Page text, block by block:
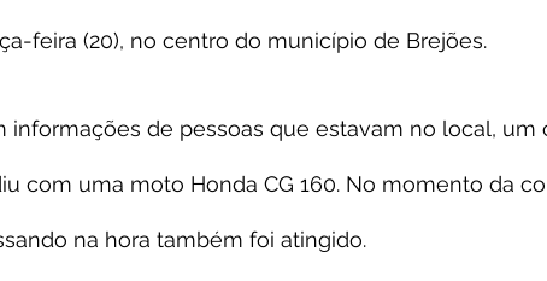
feira (20), no centro do município de Brejões.
informações de pessoas que estavam no local, um
com uma moto Honda CG 160. No momento da
na hora também foi atingido.